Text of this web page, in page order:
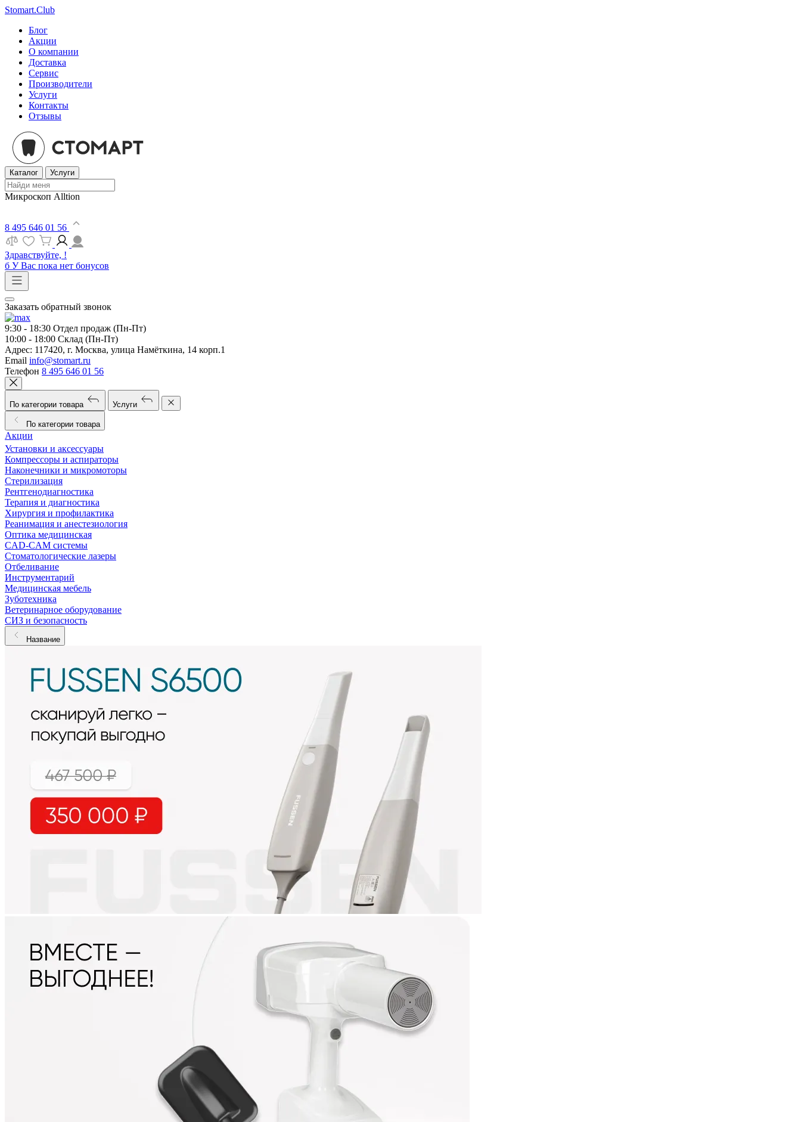
Stomart.Club
Блог
Акции
О компании
Доставка
Сервис
Производители
Услуги
Контакты
Отзывы
Каталог Услуги
Микроскоп Alltion
8 495 646 01 56
Здравствуйте, !
б У Вас пока нет бонусов
Заказать обратный звонок
9:30 - 18:30 Отдел продаж (Пн-Пт)
10:00 - 18:00 Склад (Пн-Пт)
Адрес: 117420, г. Москва, улица Намёткина, 14 корп.1
Email info@stomart.ru
Телефон 8 495 646 01 56
По категории товара Услуги
По категории товара
Акции
Установки и аксессуары
Компрессоры и аспираторы
Наконечники и микромоторы
Стерилизация
Рентгенодиагностика
Терапия и диагностика
Хирургия и профилактика
Реанимация и анестезиология
Оптика медицинская
CAD-CAM системы
Стоматологические лазеры
Отбеливание
Инструментарий
Медицинская мебель
Зуботехника
Ветеринарное оборудование
СИЗ и безопасность
Название